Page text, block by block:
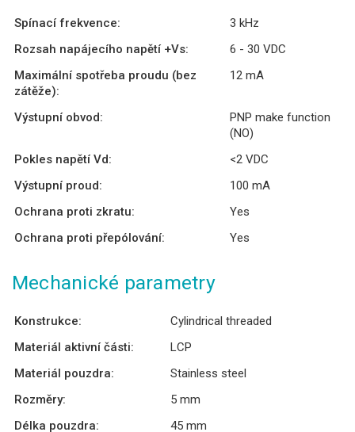
Spínací frekvence:
3 kHz
Rozsah napájecího napětí +Vs:
6 - 30 VDC
Maximální spotřeba proudu (bez
zátěže):
12 mA
Výstupní obvod:
PNP make function
(NO)
Pokles napětí Vd:
<2 VDC
Výstupní proud:
100 mA
Ochrana proti zkratu:
Yes
Ochrana proti přepólování:
Yes
Mechanické parametry
Konstrukce:
Cylindrical threaded
Materiál aktivní části:
LCP
Materiál pouzdra:
Stainless steel
Rozměry:
5 mm
Délka pouzdra:
45 mm